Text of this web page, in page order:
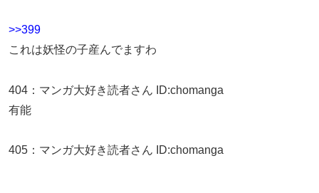
>>399
これは妖怪の子産んでますわ
404 ： マンガ大好き読者さん ID:chomanga
有能
405 ： マンガ大好き読者さん ID:chomanga